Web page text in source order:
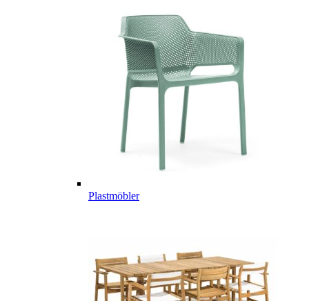
Plastmöbler